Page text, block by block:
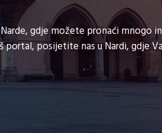
gdje možete pronaći mnogo
portal, posijetite nas u Nardi, gdje